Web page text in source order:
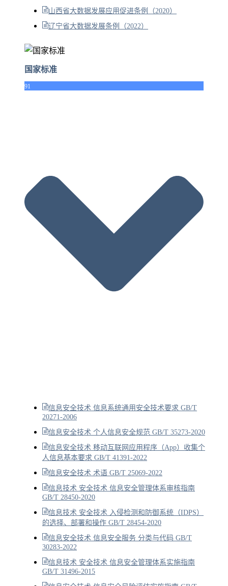
山西省大数据发展应用促进条例（2020）
辽宁省大数据发展条例（2022）
国家标准
91
信息安全技术 信息系统通用安全技术要求 GB/T
20271-2006
信息安全技术 个人信息安全规范 GB/T 35273-2020
信息安全技术 移动互联网应用程序（App）收集个
人信息基本要求 GB/T 41391-2022
信息安全技术 术语 GB/T 25069-2022
信息技术 安全技术 信息安全管理体系审核指南
GB/T 28450-2020
信息技术 安全技术 入侵检测和防御系统（IDPS）
的选择、部署和操作 GB/T 28454-2020
信息安全技术 信息安全服务 分类与代码 GB/T
30283-2022
信息技术 安全技术 信息安全管理体系实施指南
GB/T 31496-2015